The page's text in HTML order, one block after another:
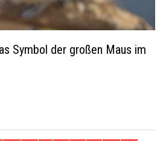
Symbol der großen Maus im